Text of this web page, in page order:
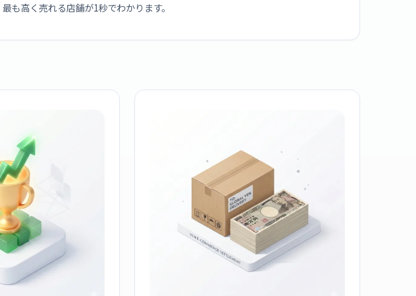
も高く売れる店舗が1秒でわかります。